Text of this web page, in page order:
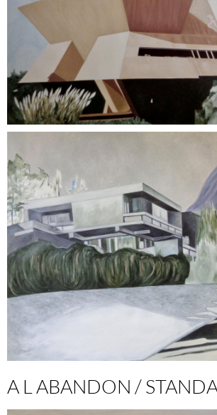
A L ABANDON /